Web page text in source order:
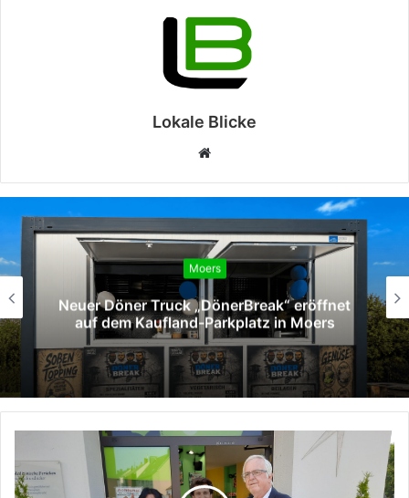
Lokale Blicke
Webseite
Moers
Neuer Döner Truck „DönerBreak“ eröffnet
auf dem Kaufland-Parkplatz in Moers